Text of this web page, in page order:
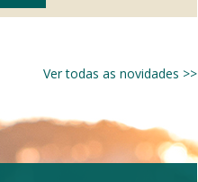
Ver todas as novidades >>